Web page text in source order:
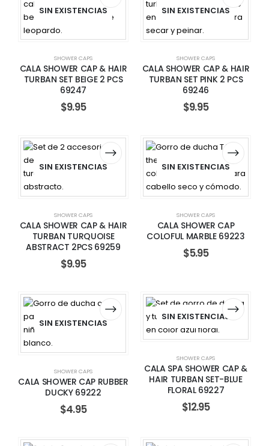
SIN EXISTENCIAS
SHOWER CAPS
CALA SHOWER CAP & HAIR
TURBAN SET BEIGE 2 PCS
69247
$9.95
SIN EXISTENCIAS
SHOWER CAPS
CALA SHOWER CAP & HAIR
TURBAN SET PINK 2 PCS
69246
$9.95
SIN EXISTENCIAS
SHOWER CAPS
CALA SHOWER CAP & HAIR
TURBAN TURQUOISE
ABSTRACT 2PCS 69259
$9.95
SIN EXISTENCIAS
SHOWER CAPS
CALA SHOWER CAP
COLOFUL MARBLE 69223
$5.95
SIN EXISTENCIAS
SHOWER CAPS
CALA SHOWER CAP RUBBER
DUCKY 69222
$4.95
SIN EXISTENCIAS
SHOWER CAPS
CALA SPA SHOWER CAP &
HAIR TURBAN SET-BLUE
FLORAL 69227
$12.95